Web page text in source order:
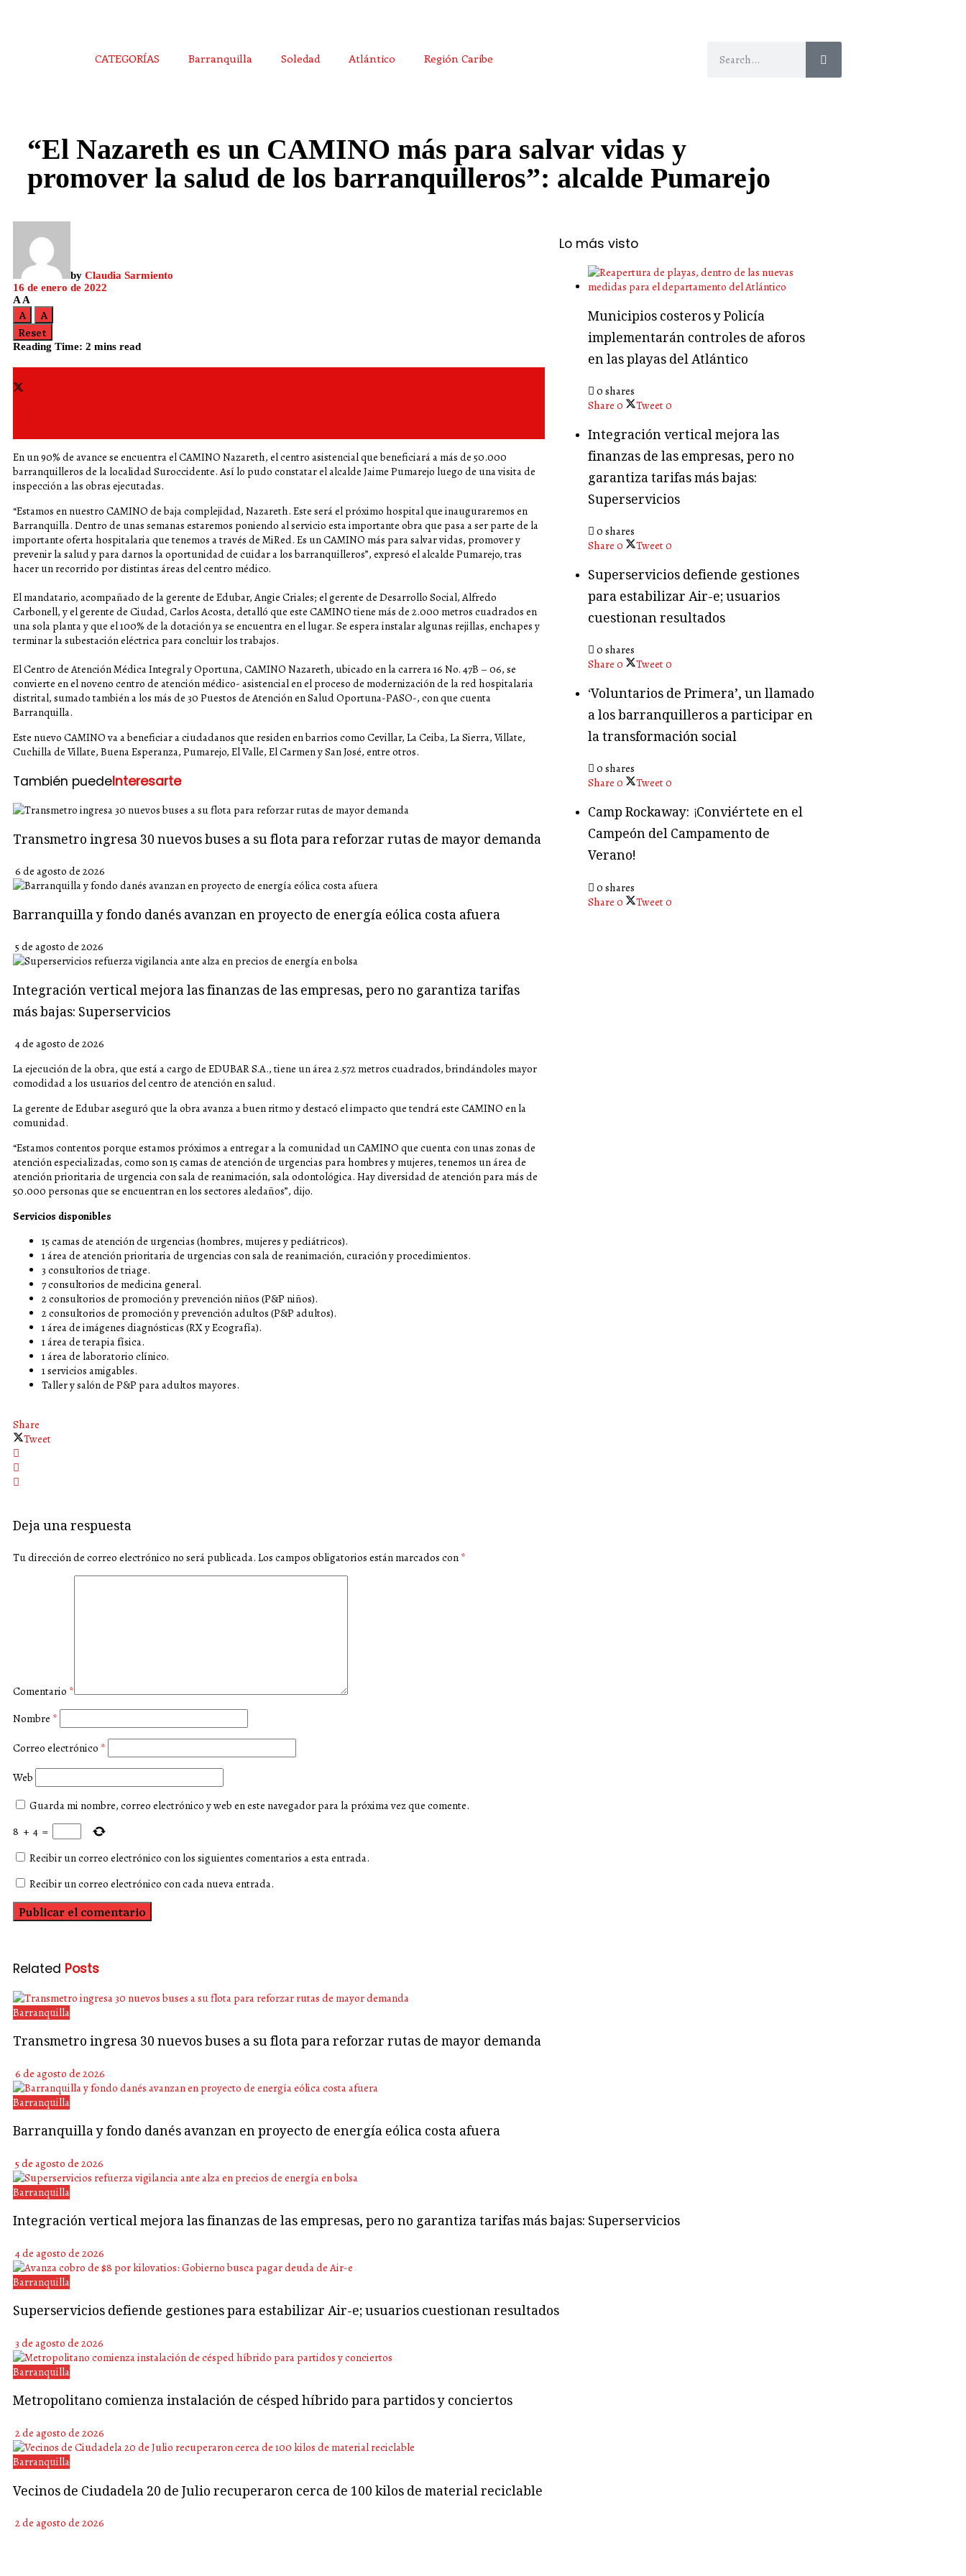
CATEGORÍAS Barranquilla Soledad Atlántico Región Caribe
“El Nazareth es un CAMINO más para salvar vidas y
promover la salud de los barranquilleros”: alcalde Pumarejo
by Claudia Sarmiento
16 de enero de 2022
A A
A
A
Reset
Reading Time: 2 mins read
En un 90% de avance se encuentra el CAMINO Nazareth, el centro asistencial que beneficiará a más de 50.000
barranquilleros de la localidad Suroccidente. Así lo pudo constatar el alcalde Jaime Pumarejo luego de una visita de
inspección a las obras ejecutadas.
“Estamos en nuestro CAMINO de baja complejidad, Nazareth. Este será el próximo hospital que inauguraremos en
Barranquilla. Dentro de unas semanas estaremos poniendo al servicio esta importante obra que pasa a ser parte de la
importante oferta hospitalaria que tenemos a través de MiRed. Es un CAMINO más para salvar vidas, promover y
prevenir la salud y para darnos la oportunidad de cuidar a los barranquilleros”, expresó el alcalde Pumarejo, tras
hacer un recorrido por distintas áreas del centro médico.
El mandatario, acompañado de la gerente de Edubar, Angie Criales; el gerente de Desarrollo Social, Alfredo
Carbonell, y el gerente de Ciudad, Carlos Acosta, detalló que este CAMINO tiene más de 2.000 metros cuadrados en
una sola planta y que el 100% de la dotación ya se encuentra en el lugar. Se espera instalar algunas rejillas, enchapes y
terminar la subestación eléctrica para concluir los trabajos.
El Centro de Atención Médica Integral y Oportuna, CAMINO Nazareth, ubicado en la carrera 16 No. 47B – 06, se
convierte en el noveno centro de atención médico- asistencial en el proceso de modernización de la red hospitalaria
distrital, sumado también a los más de 30 Puestos de Atención en Salud Oportuna-PASO-, con que cuenta
Barranquilla.
Este nuevo CAMINO va a beneficiar a ciudadanos que residen en barrios como Cevillar, La Ceiba, La Sierra, Villate,
Cuchilla de Villate, Buena Esperanza, Pumarejo, El Valle, El Carmen y San José, entre otros.
También puedeInteresarte
Transmetro ingresa 30 nuevos buses a su flota para reforzar rutas de mayor demanda
6 de agosto de 2026
Barranquilla y fondo danés avanzan en proyecto de energía eólica costa afuera
5 de agosto de 2026
Integración vertical mejora las finanzas de las empresas, pero no garantiza tarifas
más bajas: Superservicios
4 de agosto de 2026
La ejecución de la obra, que está a cargo de EDUBAR S.A., tiene un área 2.572 metros cuadrados, brindándoles mayor
comodidad a los usuarios del centro de atención en salud.
La gerente de Edubar aseguró que la obra avanza a buen ritmo y destacó el impacto que tendrá este CAMINO en la
comunidad.
“Estamos contentos porque estamos próximos a entregar a la comunidad un CAMINO que cuenta con unas zonas de
atención especializadas, como son 15 camas de atención de urgencias para hombres y mujeres, tenemos un área de
atención prioritaria de urgencia con sala de reanimación, sala odontológica. Hay diversidad de atención para más de
50.000 personas que se encuentran en los sectores aledaños”, dijo.
Servicios disponibles
15 camas de atención de urgencias (hombres, mujeres y pediátricos).
1 área de atención prioritaria de urgencias con sala de reanimación, curación y procedimientos.
3 consultorios de triage.
7 consultorios de medicina general.
2 consultorios de promoción y prevención niños (P&P niños).
2 consultorios de promoción y prevención adultos (P&P adultos).
1 área de imágenes diagnósticas (RX y Ecografía).
1 área de terapia física.
1 área de laboratorio clínico.
1 servicios amigables.
Taller y salón de P&P para adultos mayores.
Share
Tweet
Deja una respuesta
Tu dirección de correo electrónico no será publicada. Los campos obligatorios están marcados con *
Comentario *
Nombre *
Correo electrónico *
Web
Guarda mi nombre, correo electrónico y web en este navegador para la próxima vez que comente.
8 + 4 =
Recibir un correo electrónico con los siguientes comentarios a esta entrada.
Recibir un correo electrónico con cada nueva entrada.
Lo más visto
Municipios costeros y Policía
implementarán controles de aforos
en las playas del Atlántico
0 shares
Share 0 Tweet0
Integración vertical mejora las
finanzas de las empresas, pero no
garantiza tarifas más bajas:
Superservicios
0 shares
Share 0 Tweet0
Superservicios defiende gestiones
para estabilizar Air-e; usuarios
cuestionan resultados
0 shares
Share 0 Tweet0
‘Voluntarios de Primera’, un llamado
a los barranquilleros a participar en
la transformación social
0 shares
Share 0 Tweet0
Camp Rockaway: ¡Conviértete en el
Campeón del Campamento de
Verano!
0 shares
Share 0 Tweet0
Related Posts
Barranquilla
Transmetro ingresa 30 nuevos buses a su flota para reforzar rutas de mayor demanda
6 de agosto de 2026
Barranquilla
Barranquilla y fondo danés avanzan en proyecto de energía eólica costa afuera
5 de agosto de 2026
Barranquilla
Integración vertical mejora las finanzas de las empresas, pero no garantiza tarifas más bajas: Superservicios
4 de agosto de 2026
Barranquilla
Superservicios defiende gestiones para estabilizar Air-e; usuarios cuestionan resultados
3 de agosto de 2026
Barranquilla
Metropolitano comienza instalación de césped híbrido para partidos y conciertos
2 de agosto de 2026
Barranquilla
Vecinos de Ciudadela 20 de Julio recuperaron cerca de 100 kilos de material reciclable
2 de agosto de 2026